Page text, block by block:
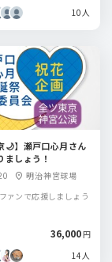
10人
🌙】瀬戸口心月さん
ましょう！
location_on 明治神宮球場
ァンで応援しましょう
36,000円
14人